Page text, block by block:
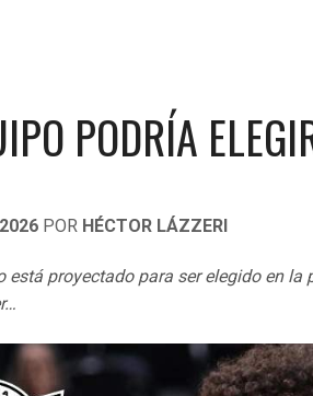
PODRÍA
POR HÉCTOR LÁZZERI
está proyectado para ser elegido en